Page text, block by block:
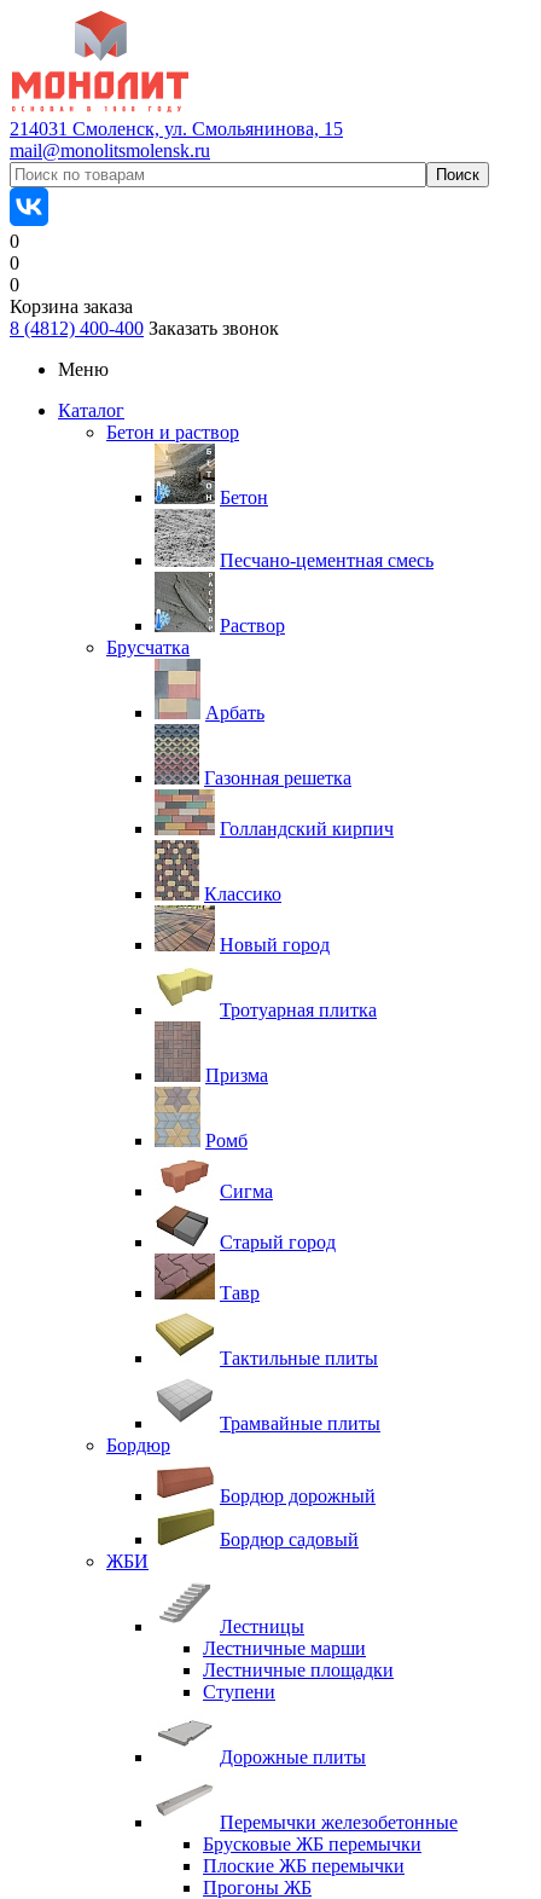
214031 Смоленск, ул. Смольянинова, 15
mail@monolitsmolensk.ru
0
0
0
Корзина заказа
8 (4812) 400-400 Заказать звонок
Меню
Каталог
Бетон и раствор
Бетон
Песчано-цементная смесь
Раствор
Брусчатка
Арбать
Газонная решетка
Голландский кирпич
Классико
Новый город
Тротуарная плитка
Призма
Ромб
Сигма
Старый город
Тавр
Тактильные плиты
Трамвайные плиты
Бордюр
Бордюр дорожный
Бордюр садовый
ЖБИ
Лестницы
Лестничные марши
Лестничные площадки
Ступени
Дорожные плиты
Перемычки железобетонные
Брусковые ЖБ перемычки
Плоские ЖБ перемычки
Прогоны ЖБ